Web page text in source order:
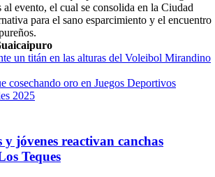
al evento, el cual se consolida en la Ciudad
para el sano esparcimiento y el encuentro
un titán en las alturas del Voleibol Mirandino
cosechando oro en Juegos Deportivos
2025
y jóvenes reactivan canchas
Teques